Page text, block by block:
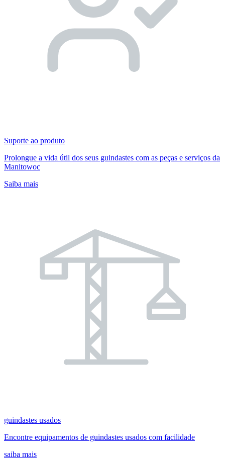
Suporte ao produto
Prolongue a vida útil dos seus guindastes com as peças e serviços da
Manitowoc
Saiba mais
guindastes usados
Encontre equipamentos de guindastes usados com facilidade
saiba mais